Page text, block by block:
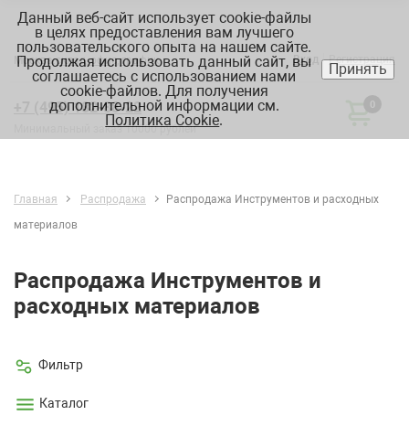
Вход Регистрация
Москва:склад, офис, график
+7 (495) 182-88-22
Минимальный заказ 10000 рублей
0
Главная Распродажа
Распродажа Инструментов и расходных
материалов
Распродажа Инструментов и
расходных материалов
Фильтр
Каталог
Данный веб-сайт использует cookie-файлы
в целях предоставления вам лучшего
пользовательского опыта на нашем сайте.
Продолжая использовать данный сайт, вы
соглашаетесь с использованием нами
cookie-файлов. Для получения
дополнительной информации см.
Политика Cookie.
Принять